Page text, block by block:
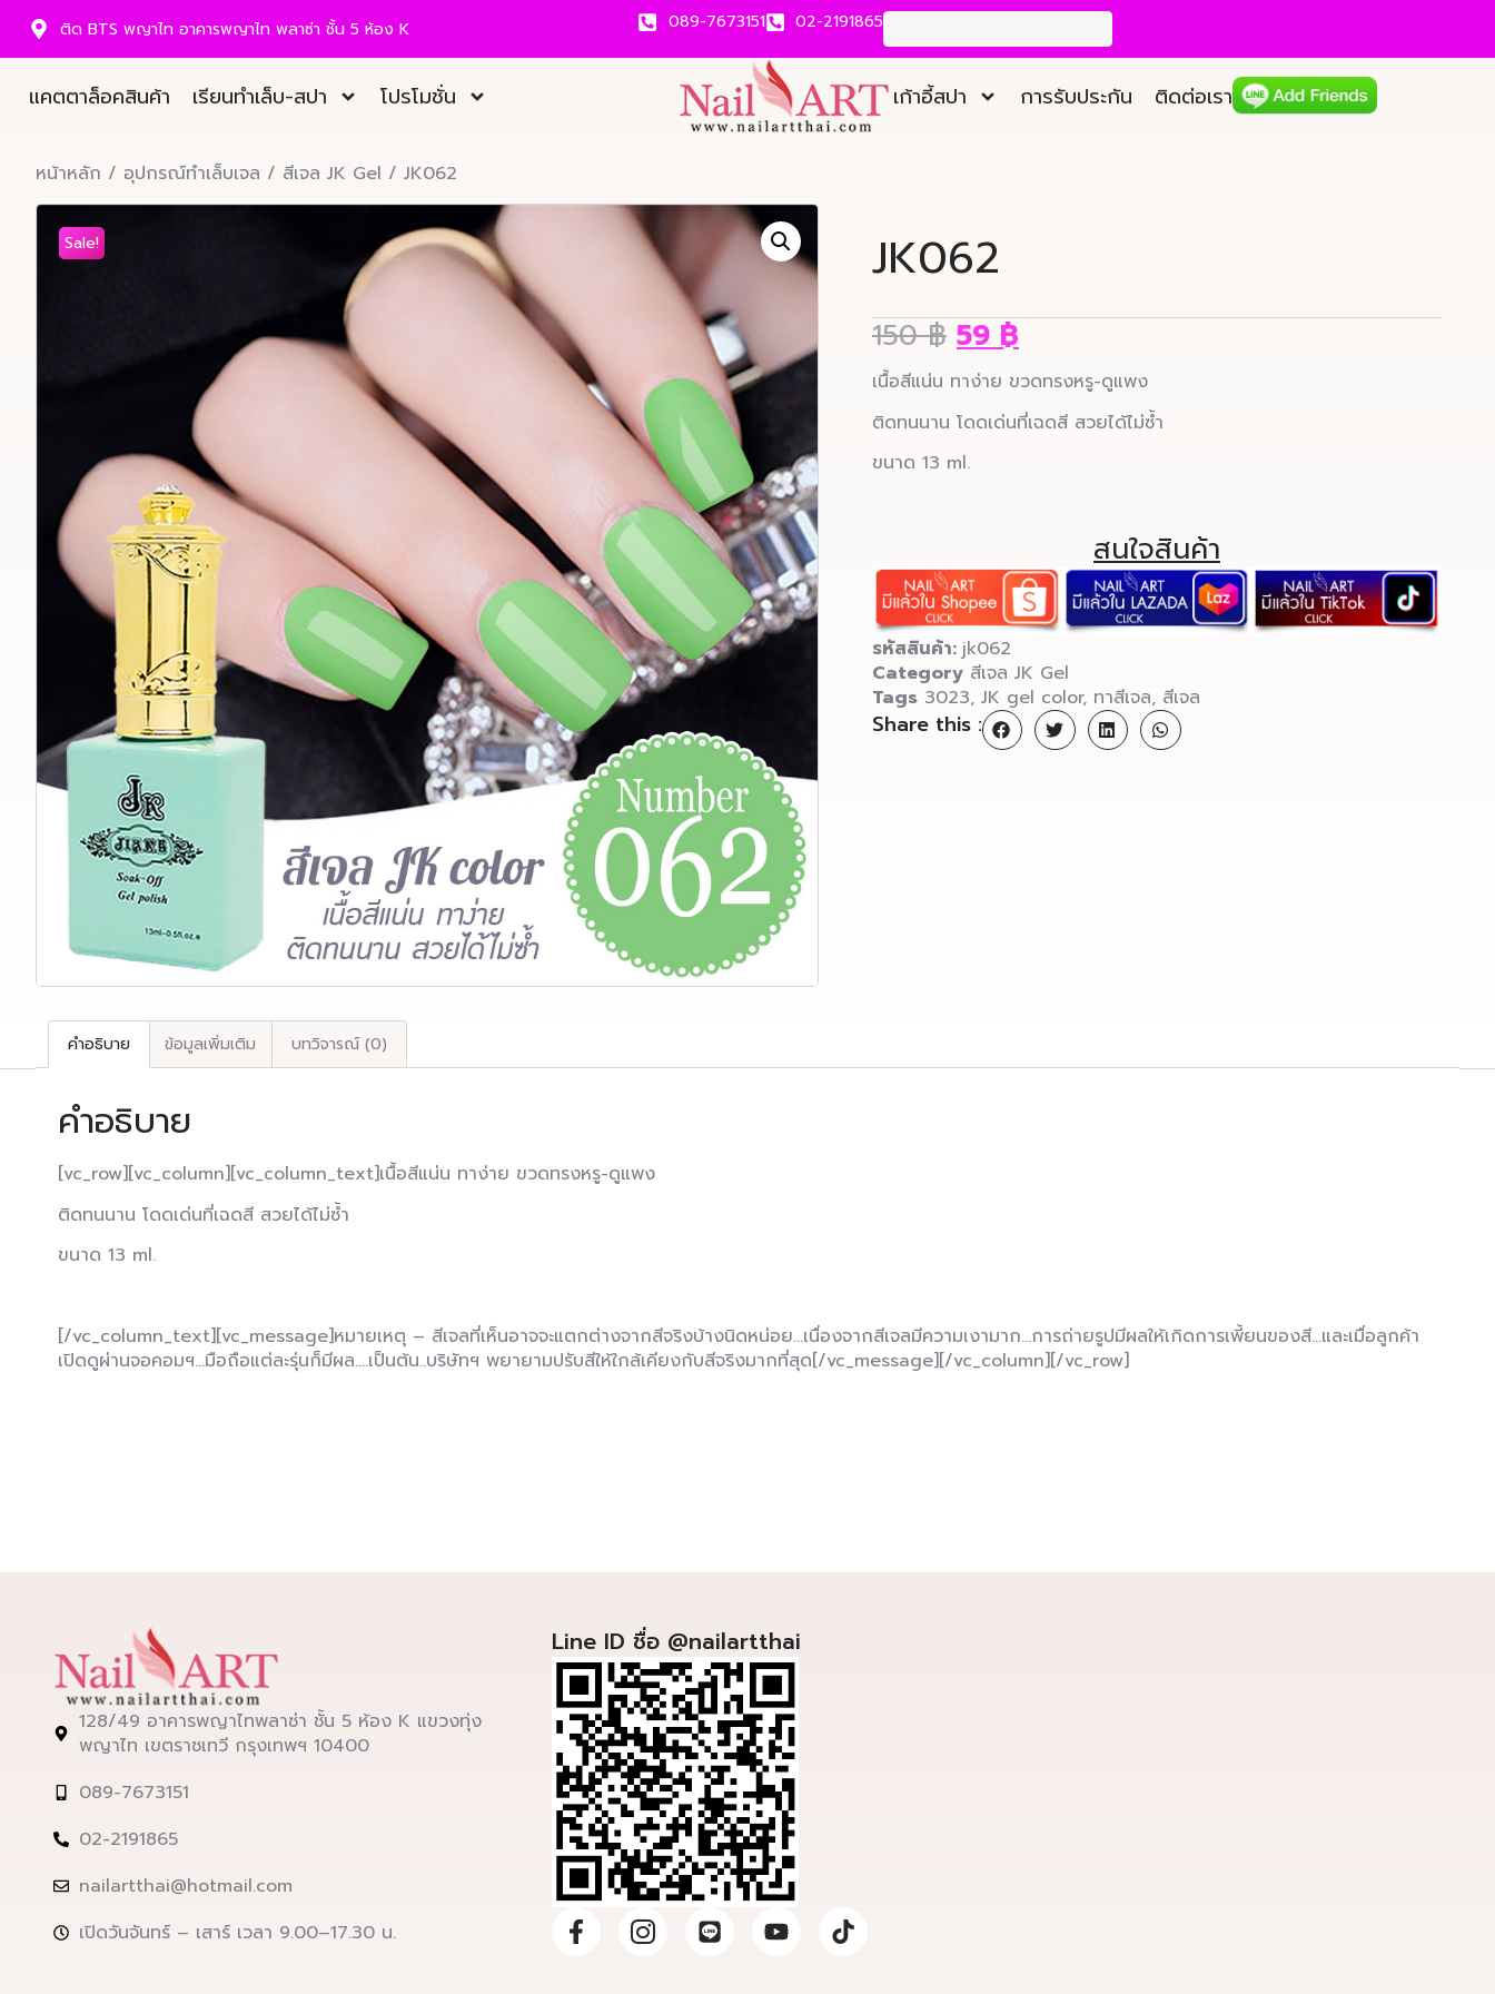
ติด BTS พญาไท อาคารพญาไท พลาซ่า ชั้น 5 ห้อง K 089-7673151 02-2191865
แคตตาล็อคสินค้า เรียนทำเล็บ-สปา โปรโมชั่น เก้าอี้สปา การรับประกัน ติดต่อเรา
หน้าหลัก / อุปกรณ์ทำเล็บเจล / สีเจล JK Gel / JK062
Sale! JK062
150฿ 59฿
เนื้อสีแน่น ทาง่าย ขวดทรงหรู-ดูแพง
ติดทนนาน โดดเด่นที่เฉดสี สวยได้ไม่ซ้ำ
ขนาด 13 ml.
สนใจสินค้า
รหัสสินค้า: jk062
Category สีเจล JK Gel
Tags 3023, JK gel color, ทาสีเจล, สีเจล
Share this :
คำอธิบาย ข้อมูลเพิ่มเติม บทวิจารณ์ (0)
คำอธิบาย
[vc_row][vc_column][vc_column_text]เนื้อสีแน่น ทาง่าย ขวดทรงหรู-ดูแพง
ติดทนนาน โดดเด่นที่เฉดสี สวยได้ไม่ซ้ำ
ขนาด 13 ml.
[/vc_column_text][vc_message]หมายเหตุ – สีเจลที่เห็นอาจจะแตกต่างจากสีจริงบ้างนิดหน่อย…เนื่องจากสีเจลมีความเงามาก…การถ่ายรูปมีผลให้เกิดการเพี้ยนของสี…และเมื่อลูกค้า
เปิดดูผ่านจอคอมฯ…มือถือแต่ละรุ่นก็มีผล….เป็นต้น..บริษัทฯ พยายามปรับสีให้ใกล้เคียงกับสีจริงมากที่สุด[/vc_message][/vc_column][/vc_row]
128/49 อาคารพญาไทพลาซ่า ชั้น 5 ห้อง K แขวงทุ่ง
พญาไท เขตราชเทวี กรุงเทพฯ 10400
089-7673151
02-2191865
nailartthai@hotmail.com
เปิดวันจันทร์ – เสาร์ เวลา 9.00–17.30 น.
Line ID ชื่อ @nailartthai